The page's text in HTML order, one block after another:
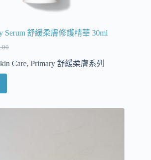
Serum 舒緩柔膚修護精華 30ml
Care, Primary 舒緩柔膚系列